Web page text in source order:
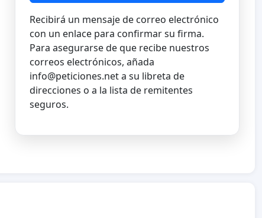
Recibirá un mensaje de correo electrónico
con un enlace para confirmar su firma.
Para asegurarse de que recibe nuestros
correos electrónicos, añada
info@peticiones.neta su libreta de
direcciones o a la lista de remitentes
seguros.